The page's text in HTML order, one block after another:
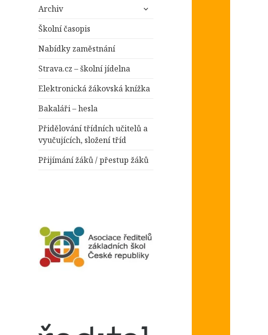
položky
Archiv
zobrazit
Školní časopis
Nabídky zaměstnání
Strava.cz – školní jídelna
Elektronická žákovská knížka
Bakaláři – hesla
Přidělování třídních učitelů a
vyučujících, složení tříd
Přijímání žáků / přestup žáků